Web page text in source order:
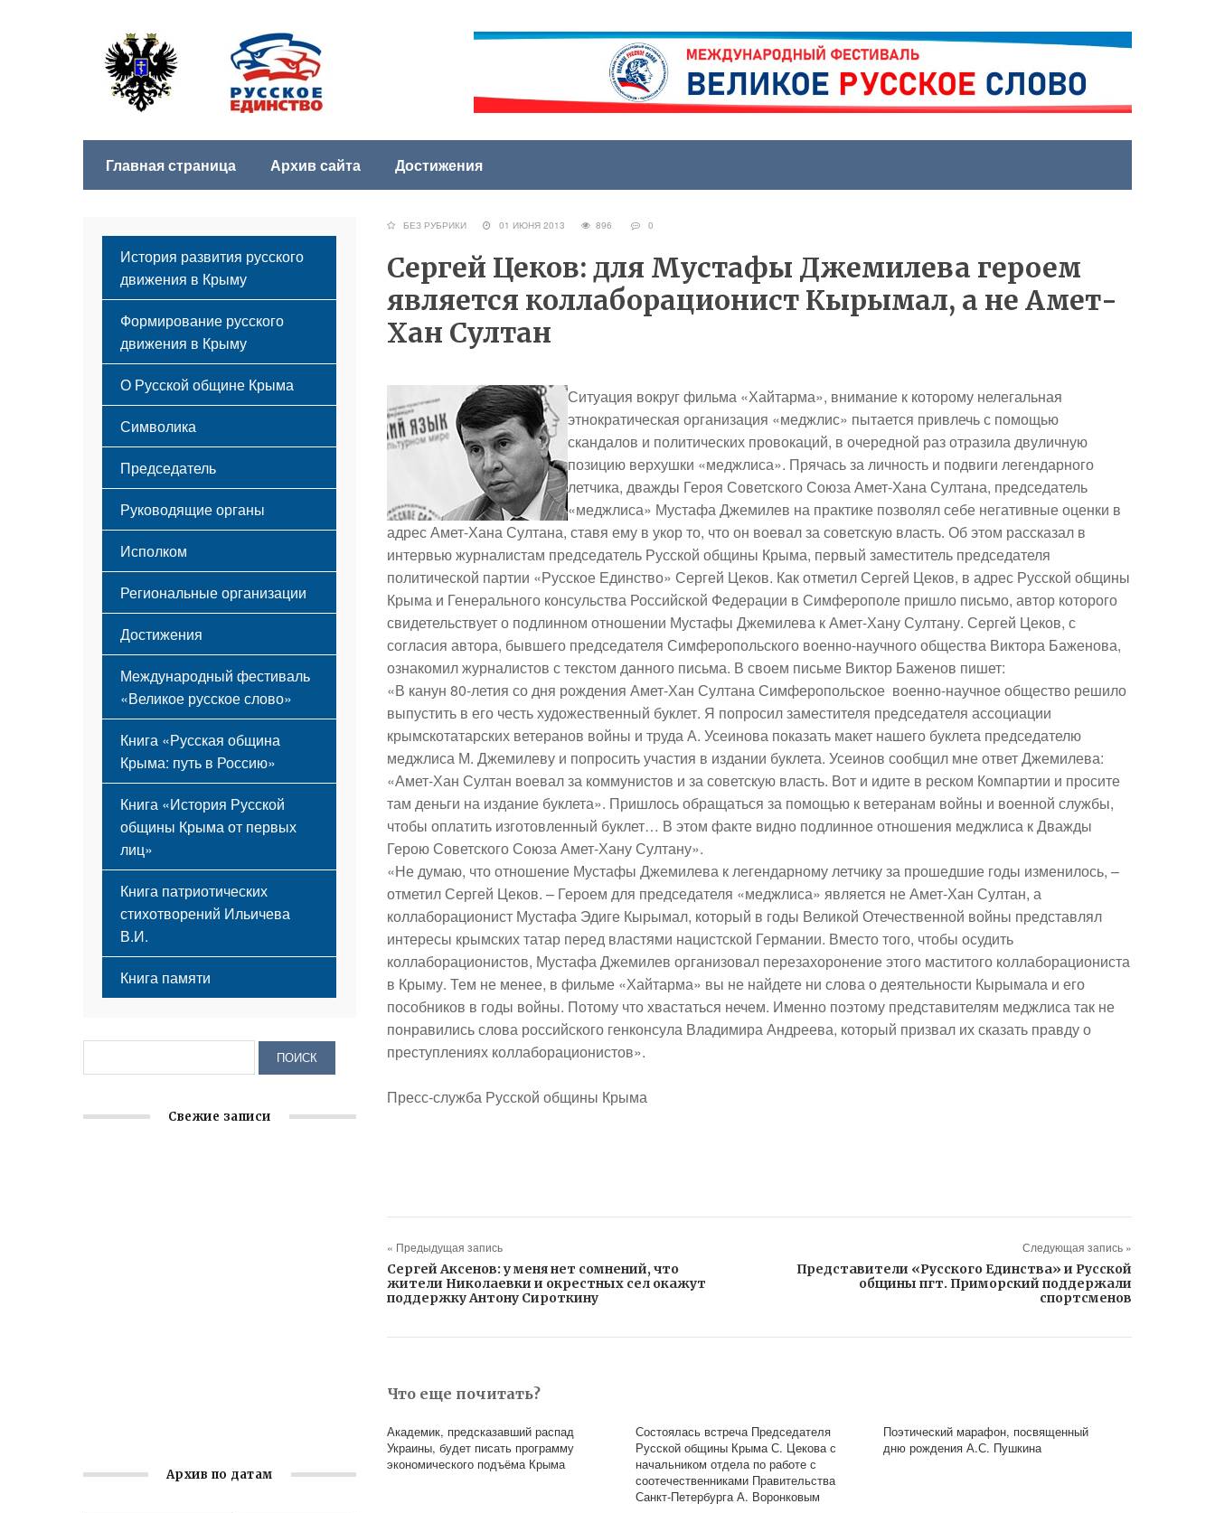
Главная страница Архив сайта Достижения
БЕЗ РУБРИКИ 01 ИЮНЯ 2013 896 0
Сергей Цеков: для Мустафы Джемилева героем
является коллаборационист Кырымал, а не Амет-
Хан Султан
Ситуация вокруг фильма «Хайтарма», внимание к которому нелегальная
этнократическая организация «меджлис» пытается привлечь с помощью
скандалов и политических провокаций, в очередной раз отразила двуличную
позицию верхушки «меджлиса». Прячась за личность и подвиги легендарного
летчика, дважды Героя Советского Союза Амет-Хана Султана, председатель
«меджлиса» Мустафа Джемилев на практике позволял себе негативные оценки в
адрес Амет-Хана Султана, ставя ему в укор то, что он воевал за советскую власть. Об этом рассказал в
интервью журналистам председатель Русской общины Крыма, первый заместитель председателя
политической партии «Русское Единство» Сергей Цеков. Как отметил Сергей Цеков, в адрес Русской общины
Крыма и Генерального консульства Российской Федерации в Симферополе пришло письмо, автор которого
свидетельствует о подлинном отношении Мустафы Джемилева к Амет-Хану Султану. Сергей Цеков, с
согласия автора, бывшего председателя Симферопольского военно-научного общества Виктора Баженова,
ознакомил журналистов с текстом данного письма. В своем письме Виктор Баженов пишет:
«В канун 80-летия со дня рождения Амет-Хан Султана Симферопольское военно-научное общество решило
выпустить в его честь художественный буклет. Я попросил заместителя председателя ассоциации
крымскотатарских ветеранов войны и труда А. Усеинова показать макет нашего буклета председателю
меджлиса М. Джемилеву и попросить участия в издании буклета. Усеинов сообщил мне ответ Джемилева:
«Амет-Хан Султан воевал за коммунистов и за советскую власть. Вот и идите в реском Компартии и просите
там деньги на издание буклета». Пришлось обращаться за помощью к ветеранам войны и военной службы,
чтобы оплатить изготовленный буклет… В этом факте видно подлинное отношения меджлиса к Дважды
Герою Советского Союза Амет-Хану Султану».
«Не думаю, что отношение Мустафы Джемилева к легендарному летчику за прошедшие годы изменилось, –
отметил Сергей Цеков. – Героем для председателя «меджлиса» является не Амет-Хан Султан, а
коллаборационист Мустафа Эдиге Кырымал, который в годы Великой Отечественной войны представлял
интересы крымских татар перед властями нацистской Германии. Вместо того, чтобы осудить
коллаборационистов, Мустафа Джемилев организовал перезахоронение этого маститого коллаборациониста
в Крыму. Тем не менее, в фильме «Хайтарма» вы не найдете ни слова о деятельности Кырымала и его
пособников в годы войны. Потому что хвастаться нечем. Именно поэтому представителям меджлиса так не
понравились слова российского генконсула Владимира Андреева, который призвал их сказать правду о
преступлениях коллаборационистов».
Пресс-служба Русской общины Крыма
« Предыдущая запись
Сергей Аксенов: у меня нет сомнений, что
жители Николаевки и окрестных сел окажут
поддержку Антону Сироткину
Следующая запись »
Представители «Русского Единства» и Русской
общины пгт. Приморский поддержали
спортсменов
Что еще почитать?
Академик, предсказавший распад
Украины, будет писать программу
экономического подъёма Крыма
Состоялась встреча Председателя
Русской общины Крыма С. Цекова с
начальником отдела по работе с
соотечественниками Правительства
Санкт-Петербурга А. Воронковым
Поэтический марафон, посвященный
дню рождения А.С. Пушкина
История развития русского
движения в Крыму
Формирование русского
движения в Крыму
Русский Крым
О Русской общине Крыма
Этапы становления
Принципы деятельности
Структура
Мероприятия
Символика
Флаг
Герб
Гимн
Председатель
Руководящие органы
Исполком
Региональные организации
Достижения
Международный фестиваль
«Великое русское слово»
Книга «Русская община
Крыма: путь в Россию»
Книга «История Русской
общины Крыма от первых
лиц»
Книга патриотических
стихотворений Ильичева
В.И.
Книга памяти
Свежие записи
Архив по датам